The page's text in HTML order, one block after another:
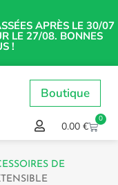
APRÈS LE 30/07
LE 27/08. BONNES
!
Boutique
0.00 €
0
DE